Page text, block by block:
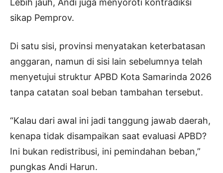
Lebih jauh, Andi juga menyoroti kontradiksi
sikap Pemprov.
Di satu sisi, provinsi menyatakan keterbatasan
anggaran, namun di sisi lain sebelumnya telah
menyetujui struktur APBD Kota Samarinda 2026
tanpa catatan soal beban tambahan tersebut.
“Kalau dari awal ini jadi tanggung jawab daerah,
kenapa tidak disampaikan saat evaluasi APBD?
Ini bukan redistribusi, ini pemindahan beban,”
pungkas Andi Harun.